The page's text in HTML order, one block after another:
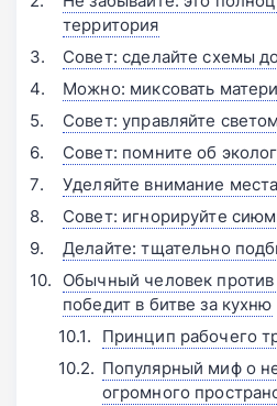
территория
Совет: сделайте схемы
Можно: миксовать
Совет: управляйте светом
Совет: помните об
Уделяйте внимание
Совет: игнорируйте
Делайте: тщательно
Обычный человек
победит в битве за кухню
Принцип рабочего
Популярный миф о
огромного